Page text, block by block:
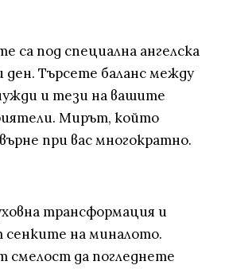
са под специална ангелска
ден. Търсете баланс между
и тези на вашите
Мирът, който
при вас многократно.
трансформация и
сенките на миналото.
смелост да погледнете